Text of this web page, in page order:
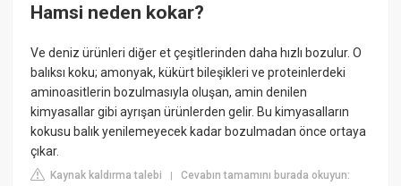
Hamsi neden kokar?
Ve deniz ürünleri diğer et çeşitlerinden daha hızlı bozulur. O
balıksı koku; amonyak, kükürt bileşikleri ve proteinlerdeki
aminoasitlerin bozulmasıyla oluşan, amin denilen
kimyasallar gibi ayrışan ürünlerden gelir. Bu kimyasalların
kokusu balık yenilemeyecek kadar bozulmadan önce ortaya
çıkar.
Kaynak kaldırma talebi |Cevabın tamamını burada okuyun: